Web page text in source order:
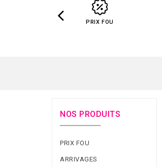
PRIX FOU
NOS PRODUITS
PRIX FOU
ARRIVAGES